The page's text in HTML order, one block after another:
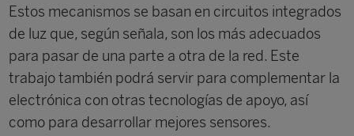
Estos mecanismos se basan en circuitos integrados
de luz que, según señala, son los más adecuados
para pasar de una parte a otra de la red. Este
trabajo también podrá servir para complementar la
electrónica con otras tecnologías de apoyo, así
como para desarrollar mejores sensores.